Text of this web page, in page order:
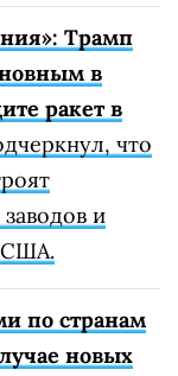
Трамп
в
ракет в
что
и
США.
по странам
новых